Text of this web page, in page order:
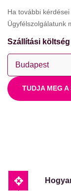
Ha további
Ügyfélszolgálatunk
Szállítási
TUDJA MEG